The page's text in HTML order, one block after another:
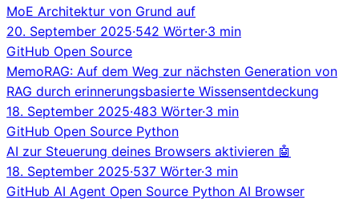
MoE Architektur von Grund auf
20. September 2025·542 Wörter·3 min
GitHub Open Source
MemoRAG: Auf dem Weg zur nächsten Generation von
RAG durch erinnerungsbasierte Wissensentdeckung
18. September 2025·483 Wörter·3 min
GitHub Open Source Python
AI zur Steuerung deines Browsers aktivieren 🤖
18. September 2025·537 Wörter·3 min
GitHub AI Agent Open Source Python AI Browser